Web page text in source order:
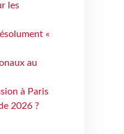
les
«
au
à Paris
2026 ?